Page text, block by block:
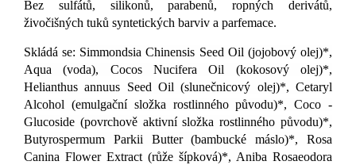
Bez sulfátů, silikonů, parabenů, ropných derivátů,
živočišných tuků syntetických barviv a parfemace.
Skládá se: Simmondsia Chinensis Seed Oil (jojobový olej)*,
Aqua (voda), Cocos Nucifera Oil (kokosový olej)*,
Helianthus annuus Seed Oil (slunečnicový olej)*, Cetaryl
Alcohol (emulgační složka rostlinného původu)*, Coco -
Glucoside (povrchově aktivní složka rostlinného původu)*,
Butyrospermum Parkii Butter (bambucké máslo)*, Rosa
Canina Flower Extract (růže šípková)*, Aniba Rosaeodora